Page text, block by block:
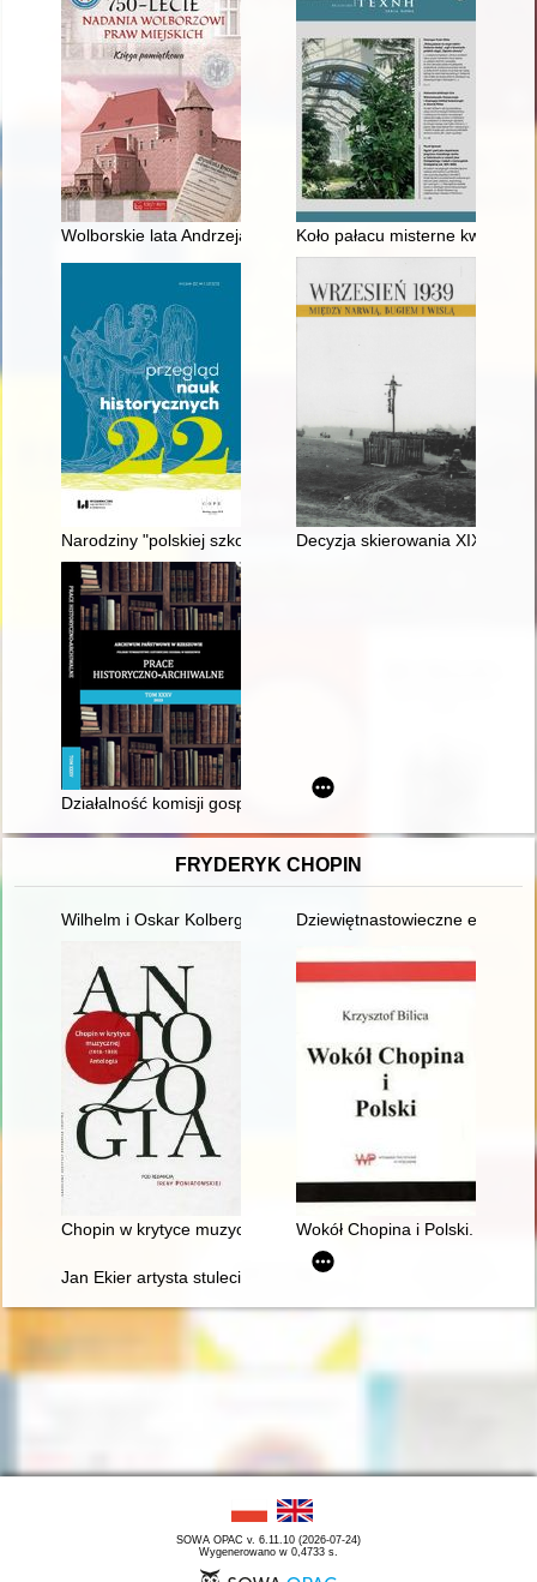
Wolborskie lata Andrzeja Frycza Modrzewskiego
Koło pałacu misterne
Narodziny "polskiej szkoły" historii militarnej a wojskowość
Decyzja skierowania XIX
Działalność komisji gospodarczych przy Zarządzie
FRYDERYK CHOPIN
Wilhelm i Oskar Kolbergowie - zarys życia i przyjaźni z
Dziewiętnastowieczne edycje
Chopin w krytyce muzycznej (1918-1939). Antologia
Wokół Chopina i Polski.
Jan Ekier artysta stulecia - w darze Chopinowi. Księga
SOWA OPAC v. 6.11.10 (2026-07-24)
Wygenerowano w 0,4733 s.